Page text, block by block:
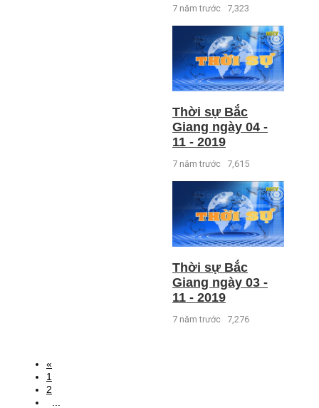
7 năm trước 7,323
Thời sự Bắc
Giang ngày 04 -
11 - 2019
7 năm trước 7,615
Thời sự Bắc
Giang ngày 03 -
11 - 2019
7 năm trước 7,276
«
1
2